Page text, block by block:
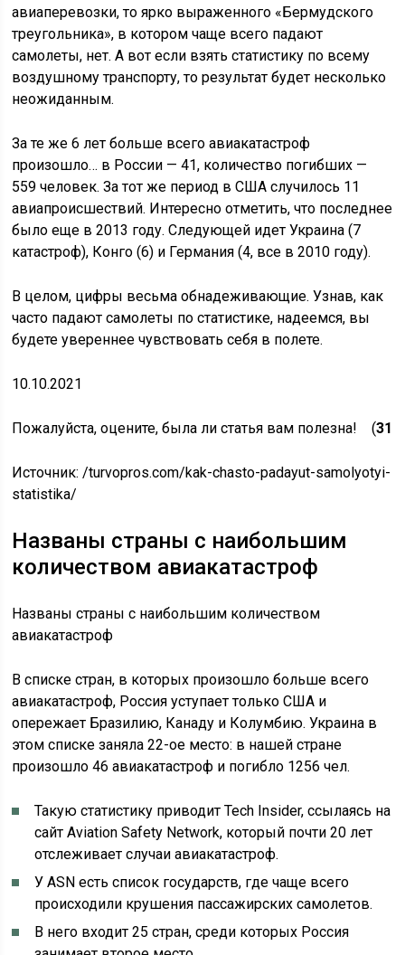
авиаперевозки, то ярко выраженного «Бермудского
треугольника», в котором чаще всего падают
самолеты, нет. А вот если взять статистику по всему
воздушному транспорту, то результат будет несколько
неожиданным.
За те же 6 лет больше всего авиакатастроф
произошло… в России — 41, количество погибших —
559 человек. За тот же период в США случилось 11
авиапроисшествий. Интересно отметить, что последнее
было еще в 2013 году. Следующей идет Украина (7
катастроф), Конго (6) и Германия (4, все в 2010 году).
В целом, цифры весьма обнадеживающие. Узнав, как
часто падают самолеты по статистике, надеемся, вы
будете увереннее чувствовать себя в полете.
10.10.2021
Пожалуйста, оцените, была ли статья вам полезна! (31
Источник:/turvopros.com/kak-chasto-padayut-samolyotyi-
statistika/
Названы страны с наибольшим
количеством авиакатастроф
Названы страны с наибольшим количеством
авиакатастроф
В списке стран, в которых произошло больше всего
авиакатастроф, Россия уступает только США и
опережает Бразилию, Канаду и Колумбию. Украина в
этом списке заняла 22-ое место: в нашей стране
произошло 46 авиакатастроф и погибло 1256 чел.
Такую статистику приводит Tech Insider, ссылаясь на
сайт Aviation Safety Network, который почти 20 лет
отслеживает случаи авиакатастроф.
У ASN есть список государств, где чаще всего
происходили крушения пассажирских самолетов.
В него входит 25 стран, среди которых Россия